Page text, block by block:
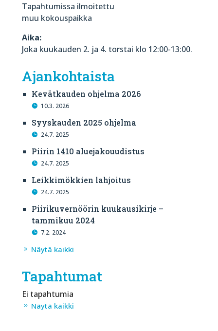
Tapahtumissa ilmoitettu
muu kokouspaikka
Aika:
Joka kuukauden 2. ja 4. torstai klo 12:00-13:00.
Ajankohtaista
Kevätkauden ohjelma 2026
10.3. 2026
Syyskauden 2025 ohjelma
24.7. 2025
Piirin 1410 aluejakouudistus
24.7. 2025
Leikkimökkien lahjoitus
24.7. 2025
Piirikuvernöörin kuukausikirje –
tammikuu 2024
7.2. 2024
Näytä kaikki
Tapahtumat
Ei tapahtumia
Näytä kaikki